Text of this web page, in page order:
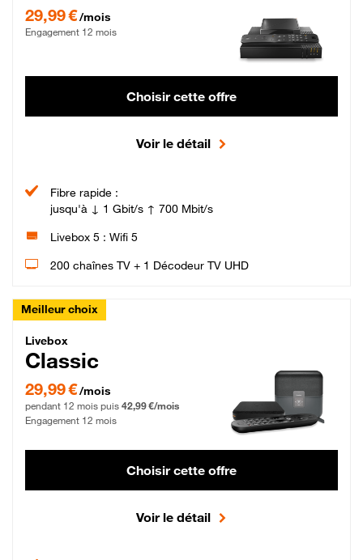
29,99 €/mois
Engagement 12 mois
Choisir cette offre
Voir le détail
Fibre rapide :
jusqu'à ↓ 1 Gbit/s ↑ 700 Mbit/s
Livebox 5 : Wifi 5
200 chaînes TV + 1 Décodeur TV UHD
Meilleur choix
Livebox Classic Fibre
Livebox
Classic
29,99 € par mois pendant 12 mois puis 42,99 € par mois, Engagement 12 mois
29,99 €/mois
pendant 12 mois puis 42,99 €/mois
Engagement 12 mois
Choisir cette offre
Voir le détail